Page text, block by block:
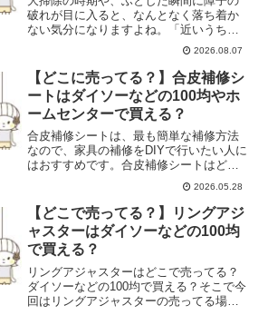
破れが目に入ると、なんとなく落ち着か
ない気分になりますよね。「近いうちに
張り替えなきゃ」と思いながら、いざ買
いに行こうとすると、案外どこに売って
いるかすぐには思い出せないものです。
私も以前、いざ障子紙を買...
2026.08.07
【どこに売ってる？】合皮補修シ
ートはダイソーなどの100均やホ
ームセンターで買える？
合皮補修シートは、最も簡単な補修方法
なので、家具の補修をDIYで行いたい人に
はおすすめです。合皮補修シートはどこ
に売ってる？ダイソーなどの100均やホー
ムセンターで買える？そこで今回は合皮
補修シートの売ってる場所を調べてみま
した。
2026.05.28
【どこで売ってる？】リングアジ
ャスターはダイソーなどの100均
で買える？
リングアジャスターはどこで売ってる？
ダイソーなどの100均で買える？そこで今
回はリングアジャスターの売ってる場所